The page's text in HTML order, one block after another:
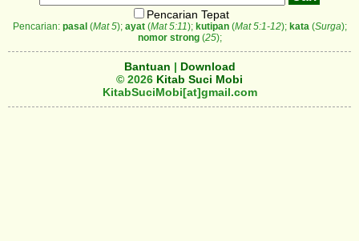
Pencarian Tepat
Pencarian: pasal(Mat 5); ayat(Mat 5:11); kutipan(Mat 5:1-12); kata (Surga);
nomor strong(25);
Bantuan | Download
© 2026 Kitab Suci Mobi
KitabSuciMobi[at]gmail.com